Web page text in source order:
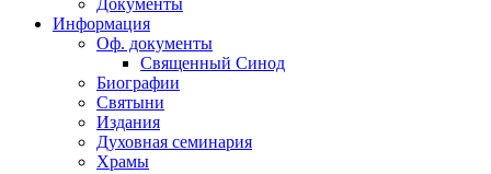
Информация
Оф. документы
Священный Синод
Биографии
Святыни
Издания
Духовная семинария
Храмы